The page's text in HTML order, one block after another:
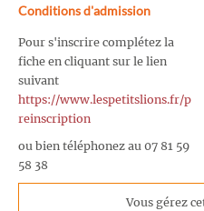
Conditions d'admission
Pour s'inscrire complétez la
fiche en cliquant sur le lien
suivant
https://www.lespetitslions.fr/p
reinscription
ou bien téléphonez au 07 81 59
58 38
Vous gérez